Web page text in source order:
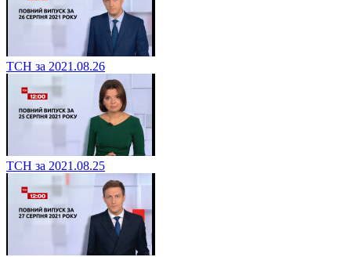
ТСН за 2021.08.26
ТСН за 2021.08.25